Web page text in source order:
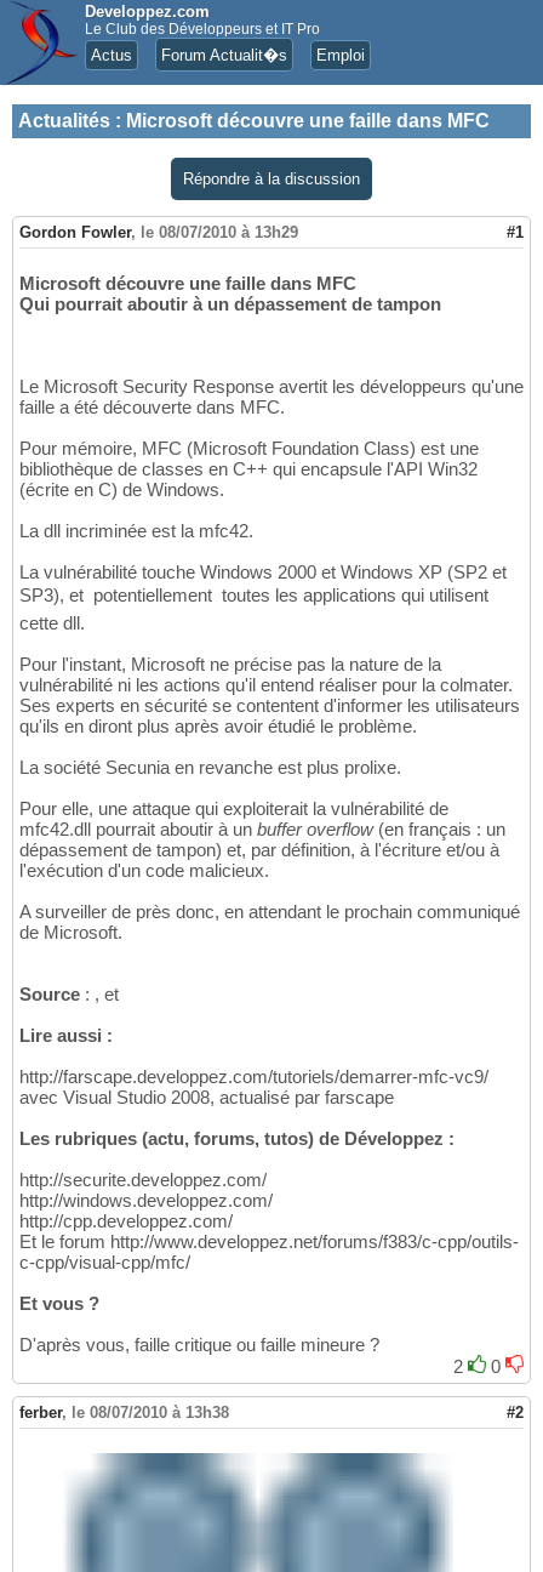
Developpez.com
Le Club des Développeurs et IT Pro
Actus Forum Actualit�s Emploi
Actualités : Microsoft découvre une faille dans MFC
Répondre à la discussion
Gordon Fowler, le 08/07/2010 à 13h29 #1
Microsoft découvre une faille dans MFC
Qui pourrait aboutir à un dépassement de tampon
Le Microsoft Security Response avertit les développeurs qu'une
faille a été découverte dans MFC.
Pour mémoire, MFC (Microsoft Foundation Class) est une
bibliothèque de classes en C++ qui encapsule l'API Win32
(écrite en C) de Windows.
La dll incriminée est la mfc42.
La vulnérabilité touche Windows 2000 et Windows XP (SP2 et
SP3), et  potentiellement  toutes les applications qui utilisent
cette dll.
Pour l'instant, Microsoft ne précise pas la nature de la
vulnérabilité ni les actions qu'il entend réaliser pour la colmater.
Ses experts en sécurité se contentent d'informer les utilisateurs
qu'ils en diront plus après avoir étudié le problème.
La société Secunia en revanche est plus prolixe.
Pour elle, une attaque qui exploiterait la vulnérabilité de
mfc42.dll pourrait aboutir à un buffer overflow(en français : un
dépassement de tampon) et, par définition, à l'écriture et/ou à
l'exécution d'un code malicieux.
A surveiller de près donc, en attendant le prochain communiqué
de Microsoft.
Source : , et
Lire aussi :
http://farscape.developpez.com/tutoriels/demarrer-mfc-vc9/
avec Visual Studio 2008, actualisé par farscape
Les rubriques (actu, forums, tutos) de Développez :
http://securite.developpez.com/
http://windows.developpez.com/
http://cpp.developpez.com/
Et le forum http://www.developpez.net/forums/f383/c-cpp/outils-
c-cpp/visual-cpp/mfc/
Et vous ?
D'après vous, faille critique ou faille mineure ?
2
0
ferber, le 08/07/2010 à 13h38 #2